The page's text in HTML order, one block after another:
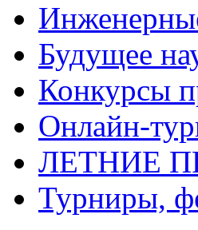
Будущее
Конкурсы
Онлайн-
ЛЕТНИЕ
Турниры,